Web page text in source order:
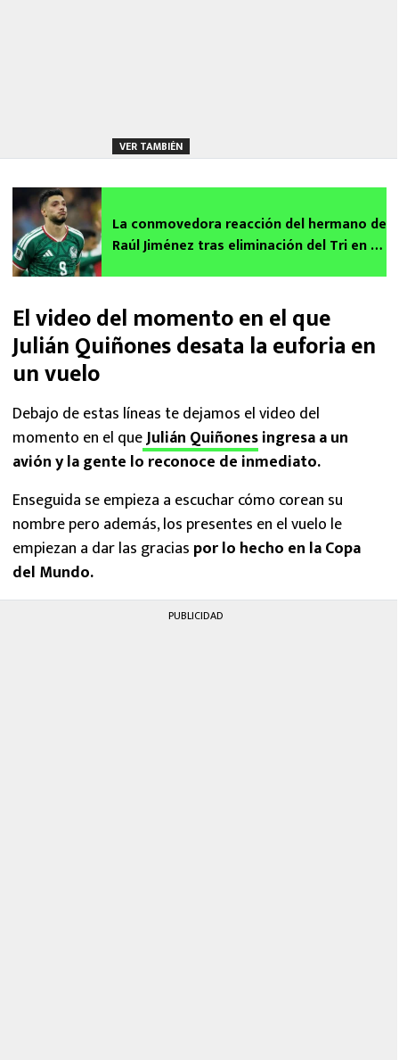
VER TAMBIÉN
La conmovedora reacción del hermano de
Raúl Jiménez tras eliminación del Tri en el
El video del momento en el que
Julián Quiñones desata la euforia en
un vuelo
Debajo de estas líneas te dejamos el video del
momento en el queJulián Quiñonesingresa a un
avión y la gente lo reconoce de inmediato.
Enseguida se empieza a escuchar cómo corean su
nombre pero además, los presentes en el vuelo le
empiezan a dar las gracias por lo hecho en la Copa
del Mundo.
PUBLICIDAD